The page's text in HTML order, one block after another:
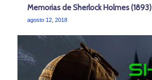
Memorias de Sherlock Holmes (1893)
agosto 12, 2018